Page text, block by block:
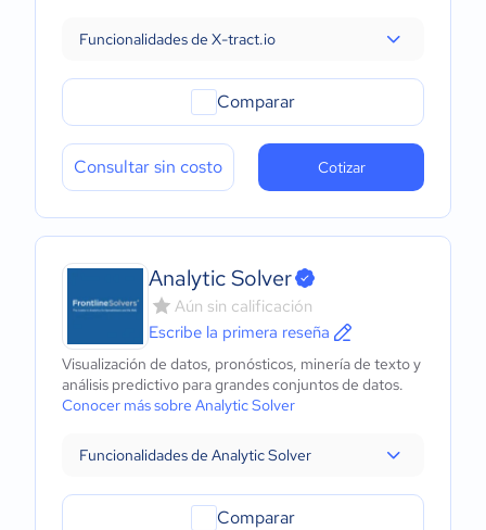
Funcionalidades de X-tract.io
Comparar
Consultar sin costo Cotizar
Analytic Solver
Aún sin calificación
Escribe la primera reseña
Visualización de datos, pronósticos, minería de texto y
análisis predictivo para grandes conjuntos de datos.
Conocer más sobre Analytic Solver
Funcionalidades de Analytic Solver
Comparar